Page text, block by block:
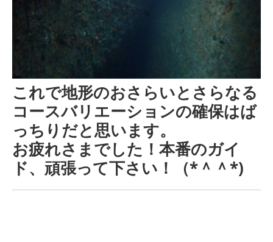
これで地形のおさらいとさらなる
コースバリエーションの確保はば
っちりだと思います。
お疲れさまでした！本番のガイ
ド、頑張って下さい！（*＾＾*)